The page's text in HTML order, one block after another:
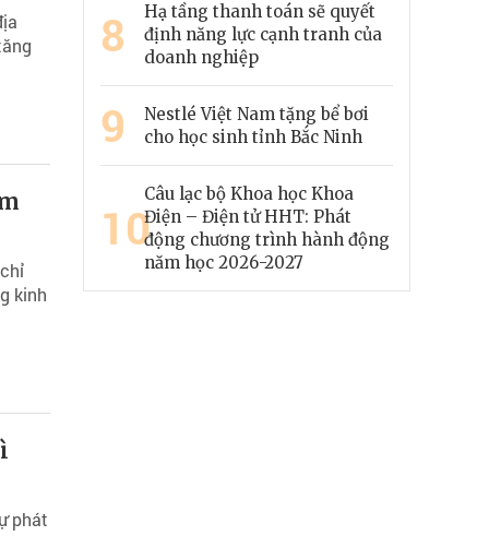
kinh
phát
8
Hạ tầng thanh toán sẽ quyết
định năng lực cạnh tranh của
doanh nghiệp
9
Nestlé Việt Nam tặng bể bơi
cho học sinh tỉnh Bắc Ninh
10
Câu lạc bộ Khoa học Khoa
Điện – Điện tử HHT: Phát
động chương trình hành động
năm học 2026-2027